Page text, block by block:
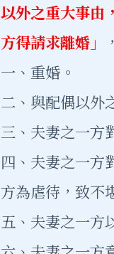
以外之重大事由
方得請求離婚」
一、重婚
二、與配偶以外
三、夫妻之一方
四、夫妻之一方
方為虐待，致不
五、夫妻之一方